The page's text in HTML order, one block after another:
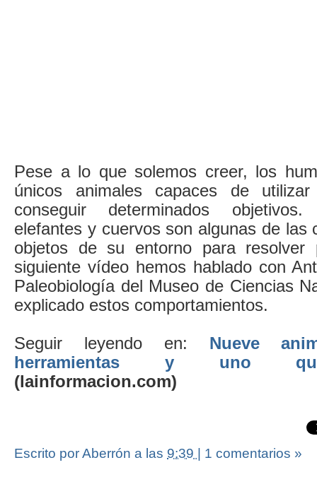
Pese a lo que solemos creer, los
únicos animales capaces de utilizar
conseguir determinados
elefantes y cuervos son algunas de las
objetos de su entorno para resolver
siguiente vídeo hemos hablado con
Paleobiología del Museo de Ciencias
explicado estos comportamientos.
Seguir leyendo en:
Nueve
herramientas y uno
(lainformacion.com)
Escrito por Aberrón a las 9:39 | 1 comentarios »